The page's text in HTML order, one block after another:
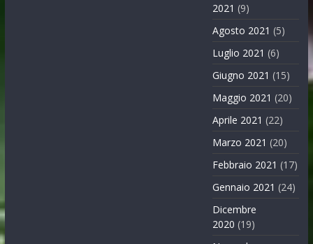
2021 (9)
Agosto 2021 (5)
Luglio 2021 (6)
Giugno 2021 (15)
Maggio 2021 (20)
Aprile 2021 (22)
Marzo 2021 (20)
Febbraio 2021 (17)
Gennaio 2021 (24)
Dicembre
2020 (19)